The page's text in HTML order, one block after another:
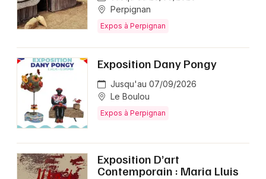
Perpignan
Expos à Perpignan
Exposition Dany Pongy
Jusqu'au 07/09/2026
Le Boulou
Expos à Perpignan
Exposition D’art
Contemporain : Maria Lluis